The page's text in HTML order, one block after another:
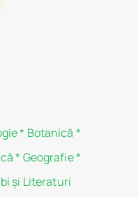
* Botanică *
* Geografie*
și Literaturi